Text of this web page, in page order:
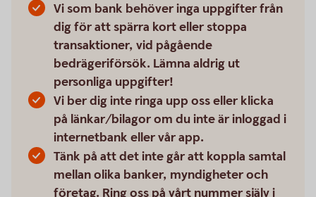
Vi som bank behöver inga uppgifter från
dig för att spärra kort eller stoppa
transaktioner, vid pågående
bedrägeriförsök. Lämna aldrig ut
personliga uppgifter!
Vi ber dig inte ringa upp oss eller klicka
på länkar/bilagor om du inte är inloggad i
internetbank eller vår app.
Tänk på att det inte går att koppla samtal
mellan olika banker, myndigheter och
företag. Ring oss på vårt nummer själv i